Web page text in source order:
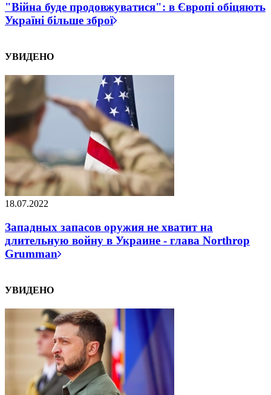
"Війна буде продовжуватися": в Європі обіцяють
Україні більше зброї
УВИДЕНО
18.07.2022
Западных запасов оружия не хватит на
длительную войну в Украине - глава Northrop
Grumman
УВИДЕНО